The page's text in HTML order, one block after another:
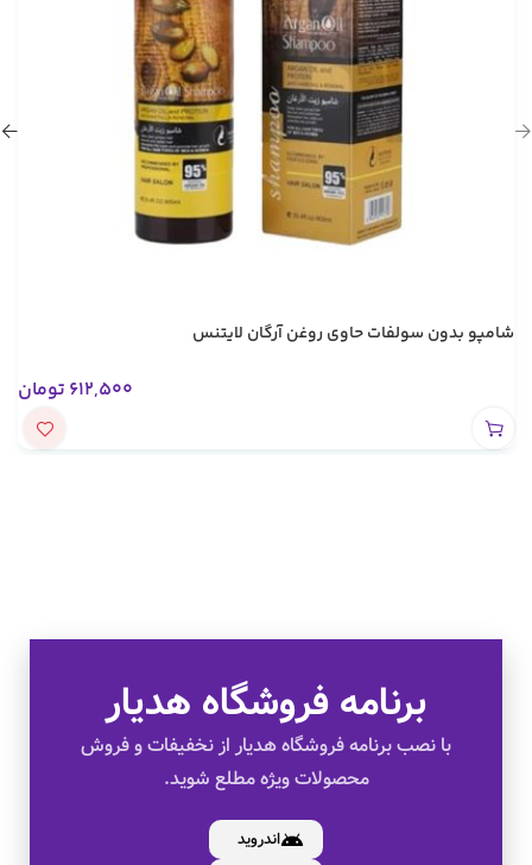
شامپو بدون سولفات حاوی روغن آرگان لایتنس
612,500 تومان
برنامه فروشگاه هدیار
با نصب برنامه فروشگاه هدیار از نخفیفات و فروش
محصولات ویژه مطلع شوید.
اندروید
تخفیف های ویژه
کالای اصل